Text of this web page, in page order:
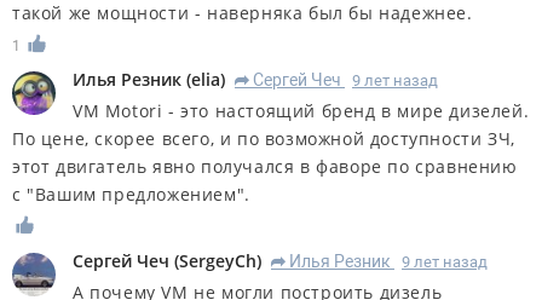
такой же мощности - наверняка был бы надежнее.
1
Илья Резник (elia) R Сергей Чеч 9 лет назад
VM Motori - это настоящий бренд в мире дизелей.
По цене, скорее всего, и по возможной доступности ЗЧ,
этот двигатель явно получался в фаворе по сравнению
с "Вашим предложением".
Сергей Чеч (SergeyCh) R Илья Резник 9 лет назад
А почему VM не могли построить дизель